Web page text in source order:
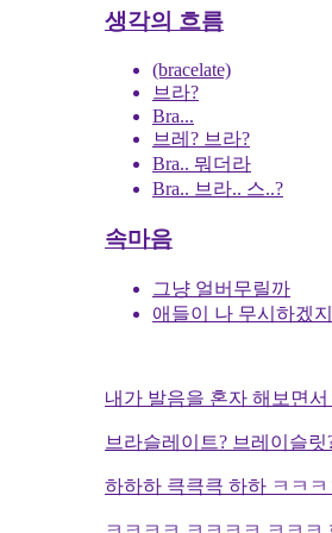
생각의 흐름
(bracelate)
브라?
Bra...
브레? 브라?
Bra.. 뭐더라
Bra.. 브라.. 스..?
속마음
그냥 얼버무릴까
애들이 나 무시하겠
내가 발음을 혼자 해보면
브라슬레이트? 브레이슬릿
하하하 큭큭큭 하하 ㅋㅋ